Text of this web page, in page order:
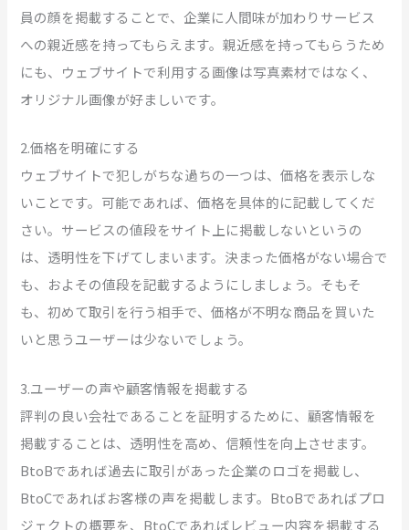
員の顔を掲載することで、企業に人間味が加わりサービス
への親近感を持ってもらえます。親近感を持ってもらうため
にも、ウェブサイトで利用する画像は写真素材ではなく、
オリジナル画像が好ましいです。
2.価格を明確にする
ウェブサイトで犯しがちな過ちの一つは、価格を表示しな
いことです。可能であれば、価格を具体的に記載してくだ
さい。サービスの値段をサイト上に掲載しないというの
は、透明性を下げてしまいます。決まった価格がない場合で
も、およその値段を記載するようにしましょう。そもそ
も、初めて取引を行う相手で、価格が不明な商品を買いた
いと思うユーザーは少ないでしょう。
3.ユーザーの声や顧客情報を掲載する
評判の良い会社であることを証明するために、顧客情報を
掲載することは、透明性を高め、信頼性を向上させます。
BtoBであれば過去に取引があった企業のロゴを掲載し、
BtoCであればお客様の声を掲載します。BtoBであればプロ
ジェクトの概要を、BtoCであればレビュー内容を掲載する